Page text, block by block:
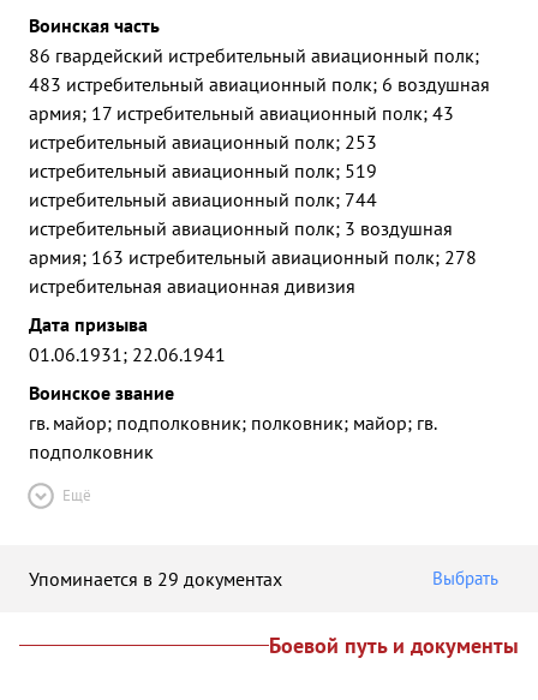
Воинская часть
86 гвардейский истребительный авиационный полк;
483 истребительный авиационный полк; 6 воздушная
армия; 17 истребительный авиационный полк; 43
истребительный авиационный полк; 253
истребительный авиационный полк; 519
истребительный авиационный полк; 744
истребительный авиационный полк; 3 воздушная
армия; 163 истребительный авиационный полк; 278
истребительная авиационная дивизия
Дата призыва
01.06.1931; 22.06.1941
Воинское звание
гв. майор; подполковник; полковник; майор; гв.
подполковник
Ещё
Упоминается в 29 документах Выбрать
Боевой путь и документы